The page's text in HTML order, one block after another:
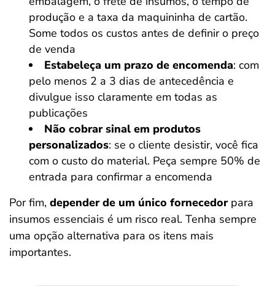
produção e a taxa da maquininha de cartão.
Some todos os custos antes de definir o preço
de venda
Estabeleça um prazo de encomenda: com
pelo menos 2 a 3 dias de antecedência e
divulgue isso claramente em todas as
publicações
Não cobrar sinal em produtos
personalizados: se o cliente desistir, você fica
com o custo do material. Peça sempre 50% de
entrada para confirmar a encomenda
Por fim, depender de um único fornecedor para
insumos essenciais é um risco real. Tenha sempre
uma opção alternativa para os itens mais
importantes.